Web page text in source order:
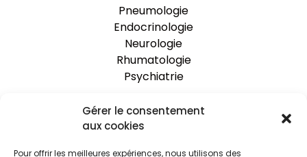
Gérer le consentement
aux cookies
Pour offrir les meilleures expériences, nous utilisons des
Pneumologie
Endocrinologie
Neurologie
Rhumatologie
Psychiatrie
One Clinic